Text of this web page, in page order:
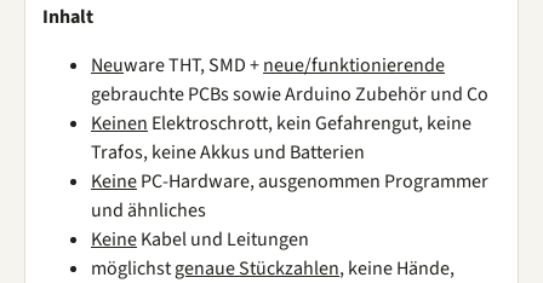
Inhalt
Neuware THT, SMD +neue/funktionierende
gebrauchte PCBs sowie Arduino Zubehör und Co
Keinen Elektroschrott, kein Gefahrengut, keine
Trafos, keine Akkus und Batterien
KeinePC-Hardware, ausgenommen Programmer
und ähnliches
KeineKabel und Leitungen
möglichstgenaue Stückzahlen, keine Hände,